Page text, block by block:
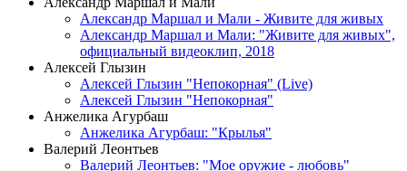
Александр Маршал и Мали - Живите для живых
Александр Маршал и Мали: "Живите для живых",
официальный видеоклип, 2018
Алексей Глызин
Алексей Глызин "Непокорная" (Live)
Алексей Глызин "Непокорная"
Анжелика Агурбаш
Анжелика Агурбаш: "Крылья"
Валерий Леонтьев
Валерий Леонтьев: "Мое оружие - любовь"